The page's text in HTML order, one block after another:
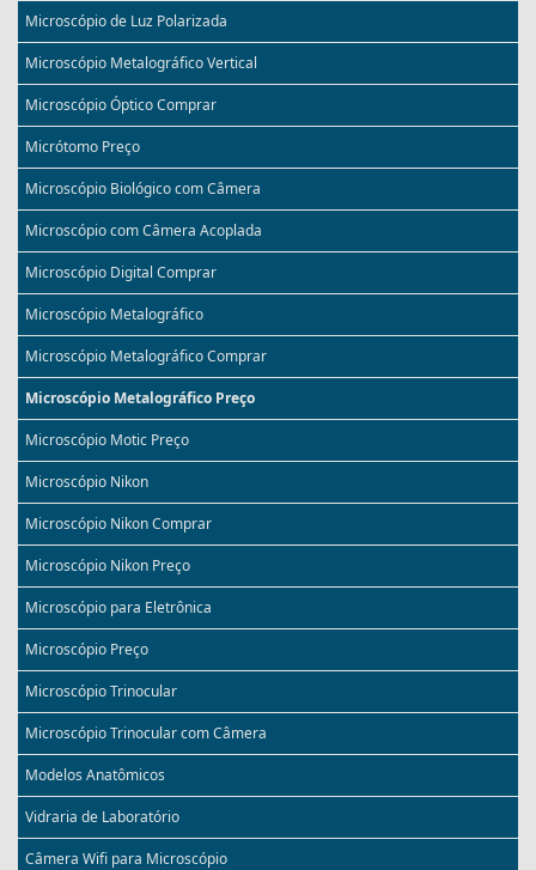
Microscópio de Luz Polarizada
Microscópio Metalográfico Vertical
Microscópio Óptico Comprar
Micrótomo Preço
Microscópio Biológico com Câmera
Microscópio com Câmera Acoplada
Microscópio Digital Comprar
Microscópio Metalográfico
Microscópio Metalográfico Comprar
Microscópio Metalográfico Preço
Microscópio Motic Preço
Microscópio Nikon
Microscópio Nikon Comprar
Microscópio Nikon Preço
Microscópio para Eletrônica
Microscópio Preço
Microscópio Trinocular
Microscópio Trinocular com Câmera
Modelos Anatômicos
Vidraria de Laboratório
Câmera Wifi para Microscópio